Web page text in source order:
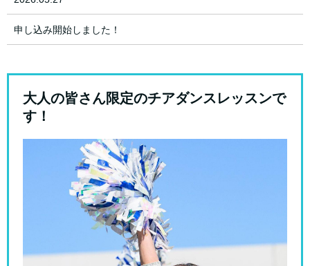
申し込み開始しました！
大人の皆さん限定のチアダンスレッスンで
す！